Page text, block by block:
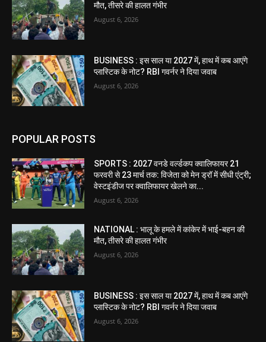
मौत, तीसरे की हालत गंभीर
August 6, 2026
BUSINESS : इस साल या 2027 में, हाथ में कब आएंगे
प्लास्टिक के नोट? RBI गवर्नर ने दिया जवाब
August 6, 2026
POPULAR POSTS
SPORTS : 2027 वनडे वर्ल्डकप क्वालिफायर 21
फरवरी से 23 मार्च तक: विजेता को मेन ड्रॉ में सीधी एंट्री;
वेस्टइंडीज पर क्वालिफायर खेलने का...
August 6, 2026
NATIONAL : भालू के हमले में कांकेर में भाई-बहन की
मौत, तीसरे की हालत गंभीर
August 6, 2026
BUSINESS : इस साल या 2027 में, हाथ में कब आएंगे
प्लास्टिक के नोट? RBI गवर्नर ने दिया जवाब
August 6, 2026